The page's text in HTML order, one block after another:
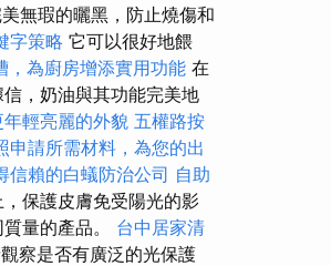
無瑕的曬黑，防止燒傷和
字策略 它可以很好地餵
，為廚房增添實用功能 在
信，奶油與其功能完美地
輕亮麗的外貌 五權路按
申請所需材料，為您的出
信賴的白蟻防治公司 自助
保護皮膚免受陽光的影
量的產品。 台中居家清
察是否有廣泛的光保護